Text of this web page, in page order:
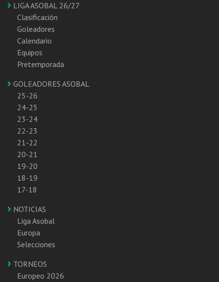
LIGA ASOBAL 26/27
Clasificación
Goleadores
Calendario
Equipos
Pretemporada
GOLEADORES ASOBAL
25-26
24-25
23-24
22-23
21-22
20-21
19-20
18-19
17-18
NOTICIAS
Liga Asobal
Europa
Selecciones
TORNEOS
Europeo 2026